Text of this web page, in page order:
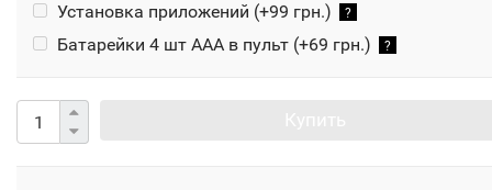
Установка приложений (+99 грн.) ?
Батарейки 4 шт ААА в пульт (+69 грн.) ?